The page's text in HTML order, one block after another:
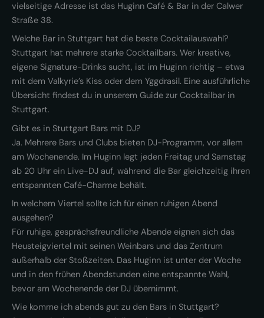
vielseitige Adresse ist das Huginn Café & Bar in der Calwer
Straße 38.
Welche Bar in Stuttgart hat die beste Cocktailauswahl?
Stuttgart hat mehrere starke Cocktailbars. Wer kreative,
eigene Signature-Drinks sucht, ist im Huginn richtig – etwa
mit dem Valkyrie’s Kiss oder dem Yggdrasil. Eine ausführliche
Übersicht findest du in unserem Guide zur Cocktailbar in
Stuttgart.
Gibt es in Stuttgart Bars mit DJ?
Ja. Mehrere Bars und Clubs bieten DJ-Programm, vor allem
am Wochenende. Im Huginn legt jeden Freitag und Samstag
ab 20 Uhr ein Live-DJ auf, während die Bar gleichzeitig ihren
entspannten Café-Charme behält.
In welchem Viertel sollte ich für einen ruhigen Abend
ausgehen?
Für ruhige, gesprächsfreundliche Abende eignen sich das
Heusteigviertel mit seinen Weinbars und das Zentrum
außerhalb der Stoßzeiten. Das Huginn ist unter der Woche
und in den frühen Abendstunden eine entspannte Wahl,
bevor am Wochenende der DJ übernimmt.
Wie komme ich abends gut zu den Bars in Stuttgart?